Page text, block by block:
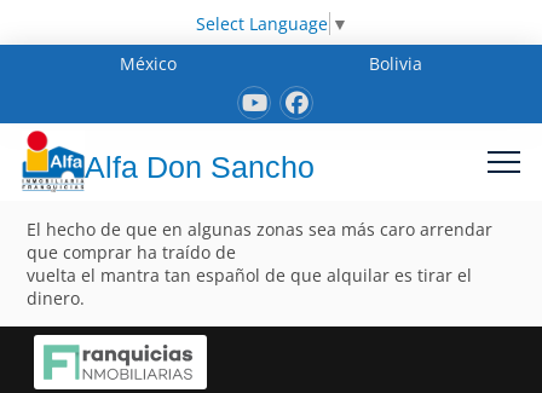
Select Language ▼
México
Bolivia
Alfa Don Sancho
El hecho de que en algunas zonas sea más caro arrendar
que comprar ha traído de
vuelta el mantra tan español de que alquilar es tirar el
dinero.